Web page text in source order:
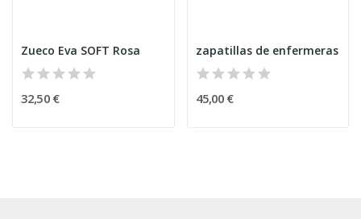
Zueco Eva SOFT Rosa
32,50 €
zapatillas de enfermeras
45,00 €